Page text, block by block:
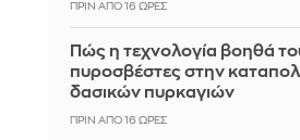
ΠΡΙΝ ΑΠΌ 16 ΏΡΕΣ
Πώς η τεχνολογία βοηθά
πυροσβέστες στην
δασικών πυρκαγιών
ΠΡΙΝ ΑΠΌ 16 ΏΡΕΣ